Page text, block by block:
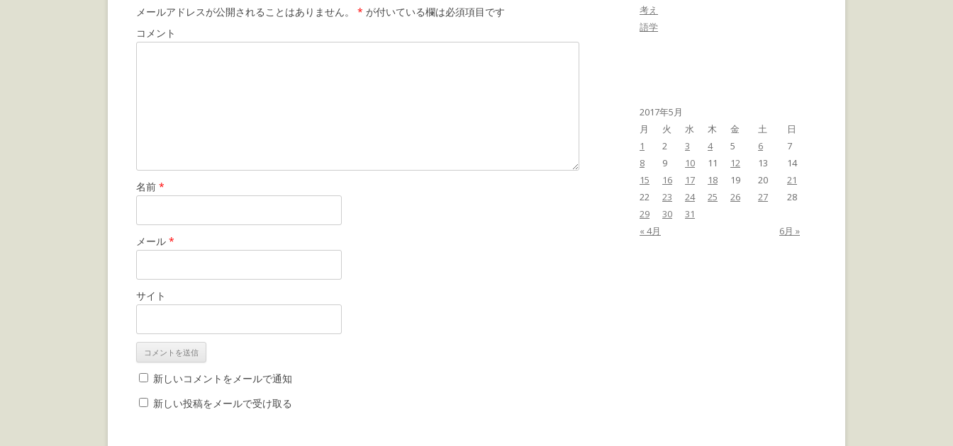
ゲ
ー
シ
メールアドレスが公開されることはありません。 * が付いている欄は必須項目です
コメント
名前 *
メール *
サイト
新しいコメントをメールで通知
新しい投稿をメールで受け取る
考え
語学
2017年5月
月
火 水 木 金 土 日
« 4月 6月 »
1 2 3 4 5 6
7
8
9 10 11 12 13
14
15
16 17 18 19 20
21
22
23 24 25 26 27
28
29
30 31